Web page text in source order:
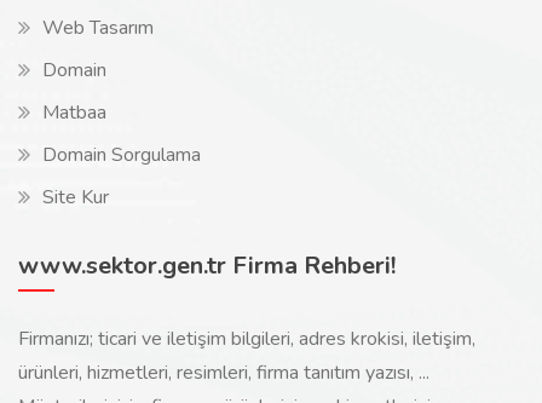
Web Tasarım
Domain
Matbaa
Domain Sorgulama
Site Kur
www.sektor.gen.tr Firma Rehberi!
Firmanızı; ticari ve iletişim bilgileri, adres krokisi, iletişim,
ürünleri, hizmetleri, resimleri, firma tanıtım yazısı, ...